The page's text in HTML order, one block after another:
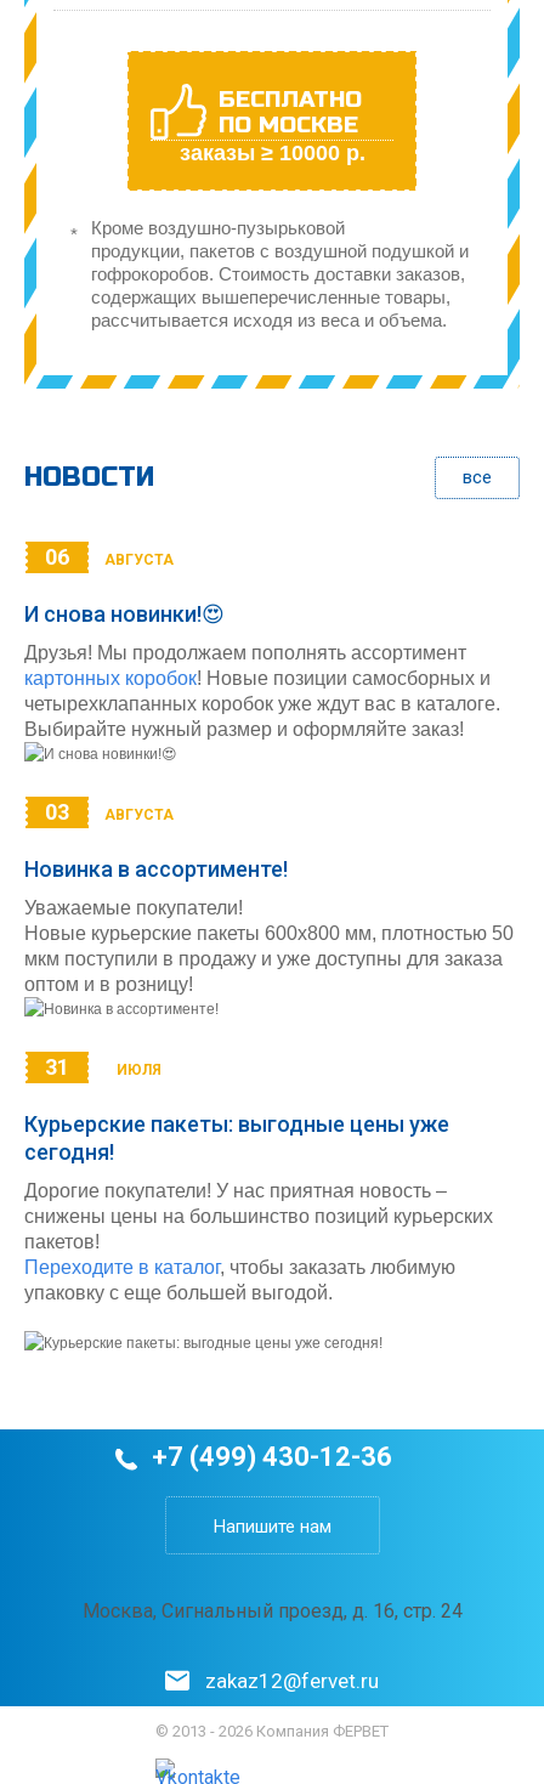
БЕСПЛАТНО
ПО МОСКВЕ
заказы ≥ 10000 р.
Кроме воздушно-пузырьковой
продукции, пакетов с воздушной подушкой и
гофрокоробов. Стоимость доставки заказов,
содержащих вышеперечисленные товары,
рассчитывается исходя из веса и объема.
НОВОСТИ все
06 АВГУСТА
И снова новинки!😍
Друзья! Мы продолжаем пополнять ассортимент
картонных коробок! Новые позиции самосборных и
четырехклапанных коробок уже ждут вас в каталоге.
Выбирайте нужный размер и оформляйте заказ!
03 АВГУСТА
Новинка в ассортименте!
Уважаемые покупатели!
Новые курьерские пакеты 600х800 мм, плотностью 50
мкм поступили в продажу и уже доступны для заказа
оптом и в розницу!
31 ИЮЛЯ
Курьерские пакеты: выгодные цены уже
сегодня!
Дорогие покупатели! У нас приятная новость –
снижены цены на большинство позиций курьерских
пакетов!
Переходите в каталог, чтобы заказать любимую
упаковку с еще большей выгодой.
+7 (499) 430-12-36
Напишите нам
Москва, Сигнальный проезд, д. 16, стр. 24
zakaz12@fervet.ru
© 2013 - 2026 Компания ФЕРВЕТ